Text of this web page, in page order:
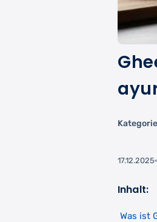
17.12.2025
Inhalt:
Was ist